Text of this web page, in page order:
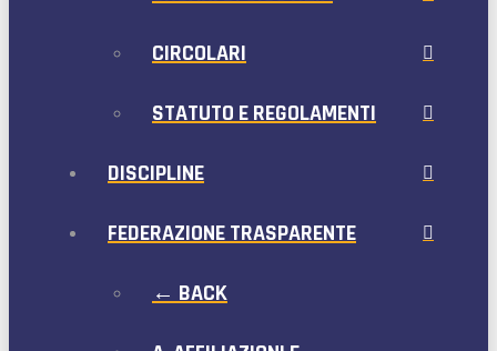
CIRCOLARI
STATUTO E REGOLAMENTI
DISCIPLINE
FEDERAZIONE TRASPARENTE
← BACK